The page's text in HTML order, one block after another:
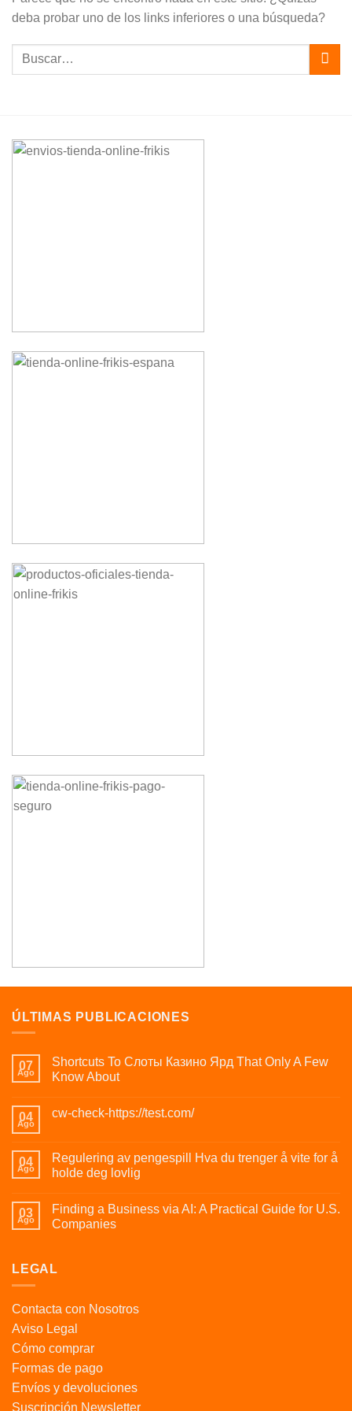
deba probar uno de los links inferiores o una búsqueda?
ÚLTIMAS PUBLICACIONES
07
Ago
Shortcuts To Слоты Казино Ярд That Only A Few
Know About
04
Ago
cw-check-https://test.com/
04
Ago
Regulering av pengespill Hva du trenger å vite for å
holde deg lovlig
03
Ago
Finding a Business via AI: A Practical Guide for U.S.
Companies
LEGAL
Contacta con Nosotros
Aviso Legal
Cómo comprar
Formas de pago
Envíos y devoluciones
Suscripción Newsletter